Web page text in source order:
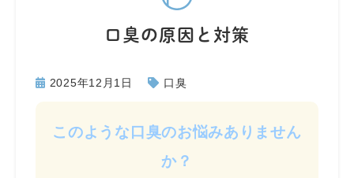
口臭の原因と対策
2025年12月1日 口臭
このような口臭のお悩みありません
か？